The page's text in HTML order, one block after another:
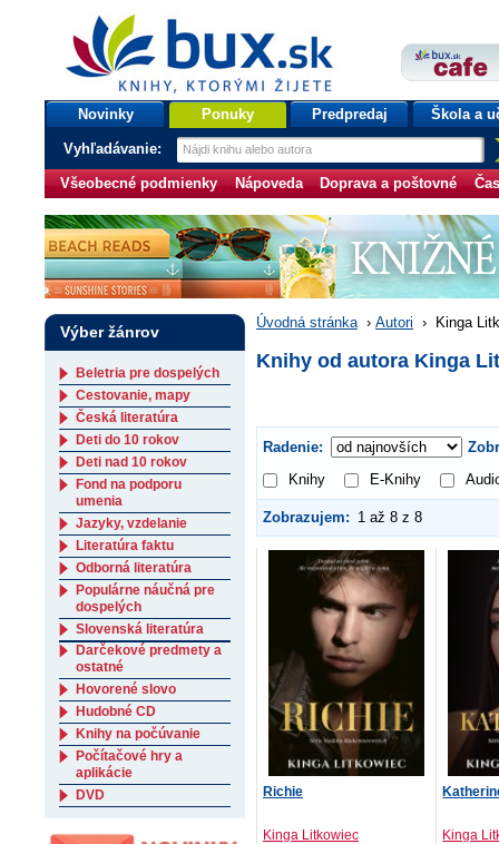
bux.sk
knihy, ktorými žijete
Úvodná stránka
Novinky Ponuky Predpredaj Škola a
Vyhľadávanie:
Všeobecné podmienky Nápoveda Doprava a poštovné
Úvodná stránka › Autori › Kinga
Knihy od autora Kinga
Radenie:
Knihy
E-Knihy
Zobrazujem: 1 až 8 z 8
Richie
Kinga Litkowiec
Kinga
Výber žánrov
Beletria pre dospelých
Cestovanie, mapy
Česká literatúra
Deti do 10 rokov
Deti nad 10 rokov
Fond na podporu
umenia
Jazyky, vzdelanie
Literatúra faktu
Odborná literatúra
Populárne náučná pre
dospelých
Slovenská literatúra
Darčekové predmety a
ostatné
Hovorené slovo
Hudobné CD
Knihy na počúvanie
Počítačové hry a
aplikácie
DVD